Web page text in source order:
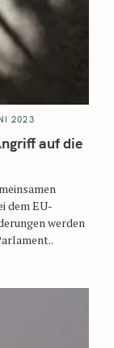
2023
auf die
dem EU-
werden